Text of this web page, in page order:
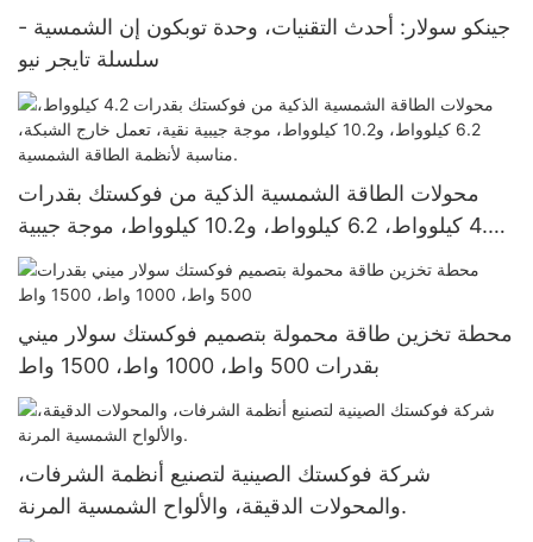
جينكو سولار: أحدث التقنيات، وحدة توبكون إن الشمسية -
سلسلة تايجر نيو
محولات الطاقة الشمسية الذكية من فوكستك بقدرات
4.2 كيلوواط، 6.2 كيلوواط، و10.2 كيلوواط، موجة جيبية
نقية، تعمل خارج الشبكة، مناسبة لأنظمة الطاقة
محطة تخزين طاقة محمولة بتصميم فوكستك سولار ميني
بقدرات 500 واط، 1000 واط، 1500 واط
شركة فوكستك الصينية لتصنيع أنظمة الشرفات،
والمحولات الدقيقة، والألواح الشمسية المرنة.